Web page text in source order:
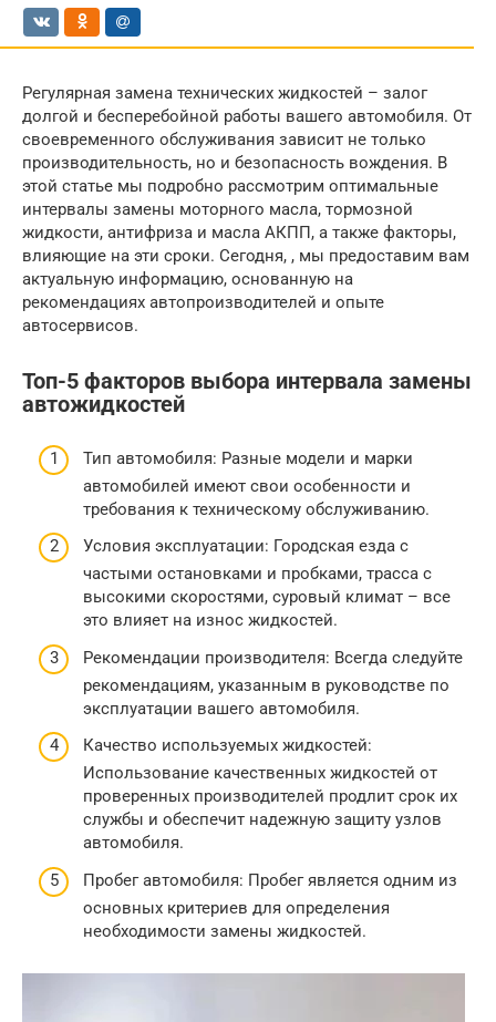
Регулярная замена технических жидкостей – залог
долгой и бесперебойной работы вашего автомобиля. От
своевременного обслуживания зависит не только
производительность, но и безопасность вождения. В
этой статье мы подробно рассмотрим оптимальные
интервалы замены моторного масла, тормозной
жидкости, антифриза и масла АКПП, а также факторы,
влияющие на эти сроки. Сегодня, , мы предоставим вам
актуальную информацию, основанную на
рекомендациях автопроизводителей и опыте
автосервисов.
Топ-5 факторов выбора интервала замены
автожидкостей
Тип автомобиля: Разные модели и марки
автомобилей имеют свои особенности и
требования к техническому обслуживанию.
Условия эксплуатации: Городская езда с
частыми остановками и пробками, трасса с
высокими скоростями, суровый климат – все
это влияет на износ жидкостей.
Рекомендации производителя: Всегда следуйте
рекомендациям, указанным в руководстве по
эксплуатации вашего автомобиля.
Качество используемых жидкостей:
Использование качественных жидкостей от
проверенных производителей продлит срок их
службы и обеспечит надежную защиту узлов
автомобиля.
Пробег автомобиля: Пробег является одним из
основных критериев для определения
необходимости замены жидкостей.